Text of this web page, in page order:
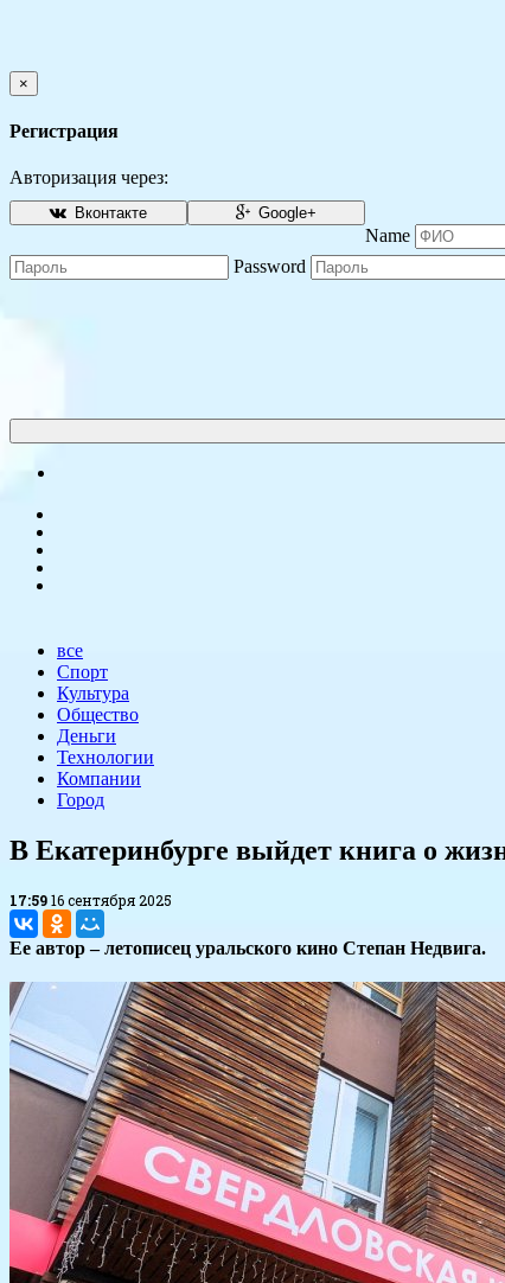
×
Регистрация
Авторизация через:
Вконтакте Google+
Name
Password
все
Спорт
Культура
Общество
Деньги
Технологии
Компании
Город
​В Екатеринбурге выйдет книга о
17:5916 сентября 2025
Ее автор – летописец уральского кино Степан Недвига.